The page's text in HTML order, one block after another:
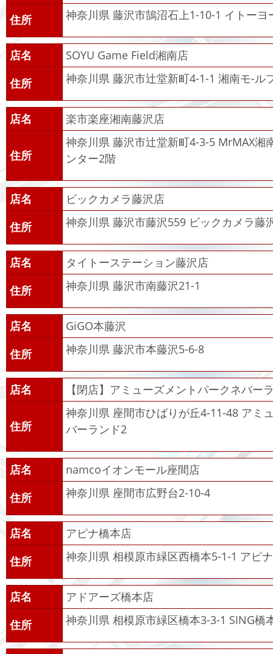
住所
神奈川県 藤沢市鵠沼石上1-10-1 イトーヨ
店名
SOYU Game Field湘南店
住所
神奈川県 藤沢市辻堂新町4-1-1 湘南モ-ル
店名 楽市楽座湘南藤沢店
住所
神奈川県 藤沢市辻堂新町4-3-5 MrMAX湘
ンター2階
店名
ビックカメラ藤沢店
住所
神奈川県 藤沢市藤沢559 ビックカメラ藤
店名
タイトーステーション藤沢店
住所
神奈川県 藤沢市南藤沢21-1
店名
GiGO本藤沢
住所
神奈川県 藤沢市本藤沢5-6-8
店名 【閉店】アミューズメントパークネバー
住所
神奈川県 座間市ひばりが丘4-11-48 アミ
バーランド2
店名
namcoイオンモール座間店
住所
神奈川県 座間市広野台2-10-4
店名
アピナ橋本店
住所
神奈川県 相模原市緑区西橋本5-1-1 アピ
店名
アドアーズ橋本店
住所
神奈川県 相模原市緑区橋本3-3-1 SING橋